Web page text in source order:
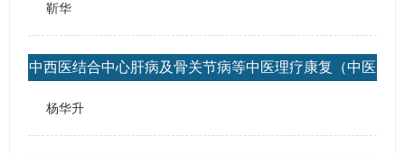
靳华
中西医结合中心肝病及骨关节病等中医理疗康复（中医
杨华升